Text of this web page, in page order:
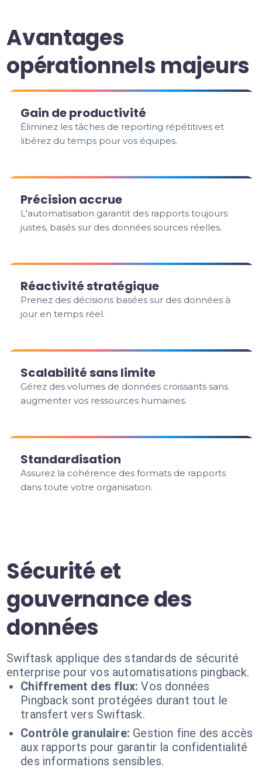
Avantages
opérationnels majeurs
Gain de productivité
Éliminez les tâches de reporting répétitives et
libérez du temps pour vos équipes.
Précision accrue
L'automatisation garantit des rapports toujours
justes, basés sur des données sources réelles.
Réactivité stratégique
Prenez des décisions basées sur des données à
jour en temps réel.
Scalabilité sans limite
Gérez des volumes de données croissants sans
augmenter vos ressources humaines.
Standardisation
Assurez la cohérence des formats de rapports
dans toute votre organisation.
Sécurité et
gouvernance des
données
Swiftask applique des standards de sécurité
enterprise pour vos automatisations pingback.
Chiffrement des flux: Vos données
Pingback sont protégées durant tout le
transfert vers Swiftask.
Contrôle granulaire: Gestion fine des accès
aux rapports pour garantir la confidentialité
des informations sensibles.